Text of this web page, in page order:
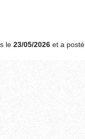
le 23/05/2026 et a posté